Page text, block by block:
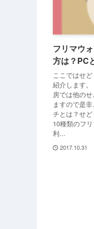
フリマウ
方は？PC
ここではせ
紹介します
房では他の
ますので是
チとは？せ
10種類のフ
利...
2017.10.31